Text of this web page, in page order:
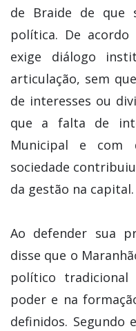
de Braide de que
política. De
exige diálogo
articulação, sem
de interesses ou
que a falta de
Municipal e com
sociedade
da gestão na capital.
Ao defender sua
disse que o
político
poder e na
definidos. Segundo